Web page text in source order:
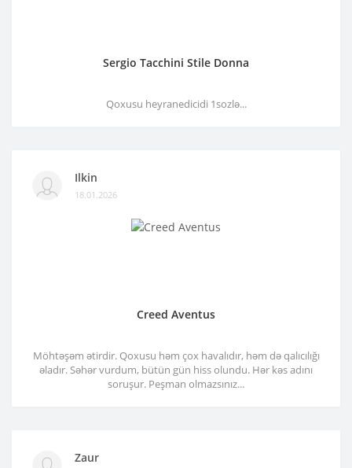
Sergio Tacchini Stile Donna
Qoxusu heyranedicidi 1sozlə...
Ilkin
18.01.2026
Creed Aventus
Möhtəşəm ətirdir. Qoxusu həm çox havalıdır, həm də qalıcılığı
əladır. Səhər vurdum, bütün gün hiss olundu. Hər kəs adını
soruşur. Peşman olmazsınız...
Zaur